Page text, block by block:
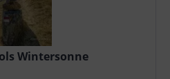
Wintersonne